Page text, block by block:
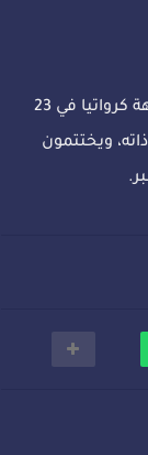
يذكر أن الأسود سيستهلون مشوارهم بمواجهة كرواتيا في 23
في 27 من الشهر ذاته، ويختتمون